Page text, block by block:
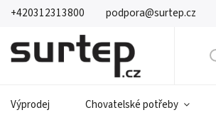
+420312313800 podpora@surtep.cz
Výprodej Chovatelské potřeby